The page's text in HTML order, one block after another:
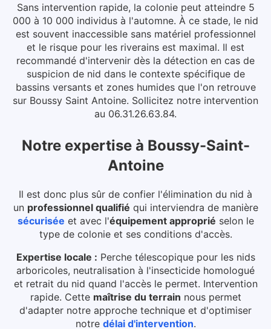
Sans intervention rapide, la colonie peut atteindre 5
000 à 10 000 individus à l'automne. À ce stade, le nid
est souvent inaccessible sans matériel professionnel
et le risque pour les riverains est maximal. Il est
recommandé d'intervenir dès la détection en cas de
suspicion de nid dans le contexte spécifique de
bassins versants et zones humides que l'on retrouve
sur Boussy Saint Antoine. Sollicitez notre intervention
au 06.31.26.63.84.
Notre expertise à Boussy-Saint-
Antoine
Il est donc plus sûr de confier l'élimination du nid à
un professionnel qualifié qui interviendra de manière
sécurisée et avec l'équipement approprié selon le
type de colonie et ses conditions d'accès.
Expertise locale : Perche télescopique pour les nids
arboricoles, neutralisation à l'insecticide homologué
et retrait du nid quand l'accès le permet. Intervention
rapide. Cette maîtrise du terrain nous permet
d'adapter notre approche technique et d'optimiser
notre délai d'intervention.